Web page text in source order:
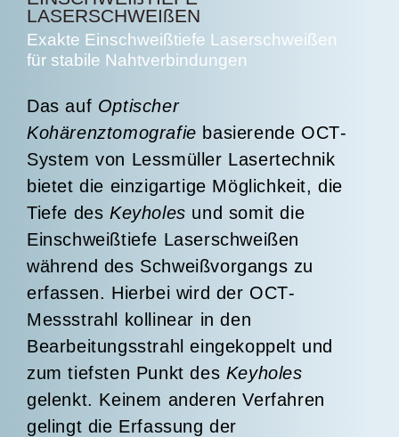
LASERSCHWEIßEN
Exakte Einschweißtiefe Laserschweißen
für stabile Nahtverbindungen
Das auf Optischer
Kohärenztomografie basierende OCT-
System von Lessmüller Lasertechnik
bietet die einzigartige Möglichkeit, die
Tiefe des Keyholes und somit die
Einschweißtiefe Laserschweißen
während des Schweißvorgangs zu
erfassen. Hierbei wird der OCT-
Messstrahl kollinear in den
Bearbeitungsstrahl eingekoppelt und
zum tiefsten Punkt des Keyholes
gelenkt. Keinem anderen Verfahren
gelingt die Erfassung der